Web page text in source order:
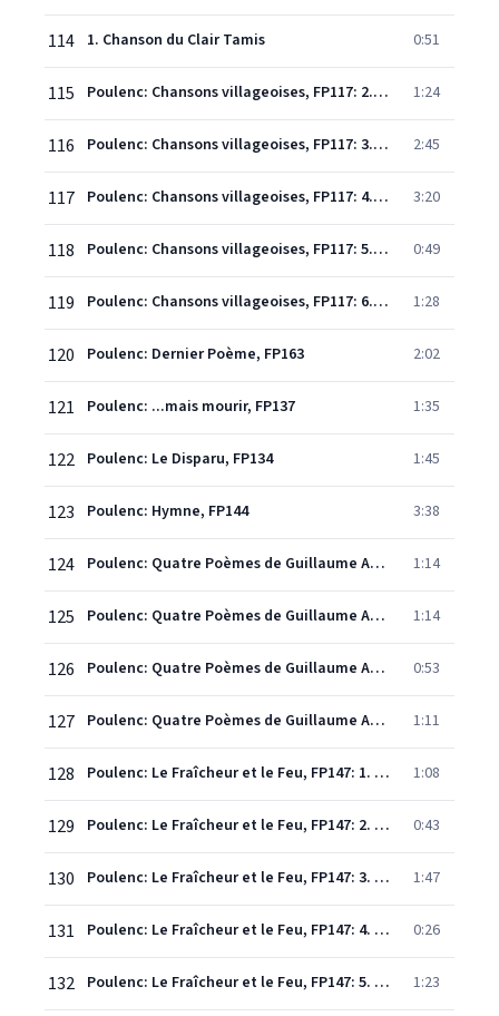
114 1. Chanson du Clair Tamis 0:51
115 Poulenc: Chansons villageoises, FP117: 2. Les gars qui vont à la fête 1:24
116 Poulenc: Chansons villageoises, FP117: 3. C'est le joli printemps 2:45
117 Poulenc: Chansons villageoises, FP117: 4. Le mendiant 3:20
118 Poulenc: Chansons villageoises, FP117: 5. Chanson de la fille frivole 0:49
119 Poulenc: Chansons villageoises, FP117: 6. Le retour du sergent 1:28
120 Poulenc: Dernier Poème, FP163 2:02
121 Poulenc: ...mais mourir, FP137 1:35
122 Poulenc: Le Disparu, FP134 1:45
123 Poulenc: Hymne, FP144 3:38
124 Poulenc: Quatre Poèmes de Guillaume Apollinaire: 1. L'Anguille 1:14
125 Poulenc: Quatre Poèmes de Guillaume Apollinaire: 2. Carte-Postale 1:14
126 Poulenc: Quatre Poèmes de Guillaume Apollinaire: 3. Avant le cinéma 0:53
127 Poulenc: Quatre Poèmes de Guillaume Apollinaire: 4. 1904 1:11
128 Poulenc: Le Fraîcheur et le Feu, FP147: 1. Rayon des yeux... 1:08
129 Poulenc: Le Fraîcheur et le Feu, FP147: 2. Le matin des branches attisent... 0:43
130 Poulenc: Le Fraîcheur et le Feu, FP147: 3. Tout disparu 1:47
131 Poulenc: Le Fraîcheur et le Feu, FP147: 4. Dans les ténèbres du jardin 0:26
132 Poulenc: Le Fraîcheur et le Feu, FP147: 5. Unis la fraîcheur et le feu 1:23